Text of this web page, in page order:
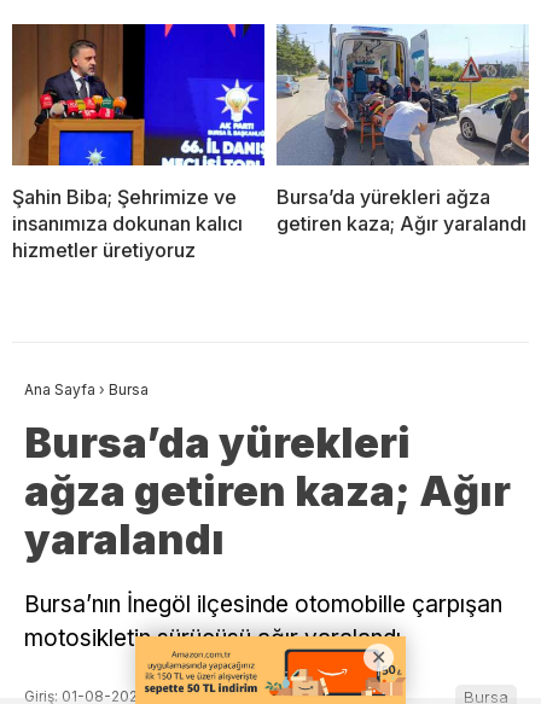
Şahin Biba; Şehrimize ve
insanımıza dokunan kalıcı
hizmetler üretiyoruz
Bursa’da yürekleri ağza
getiren kaza; Ağır yaralandı
Ana Sayfa › Bursa
Bursa’da yürekleri
ağza getiren kaza; Ağır
yaralandı
Bursa’nın İnegöl ilçesinde otomobille çarpışan
motosikletin sürücüsü ağır yaralandı.
Giriş: 01-08-2026 18:03 Bursa